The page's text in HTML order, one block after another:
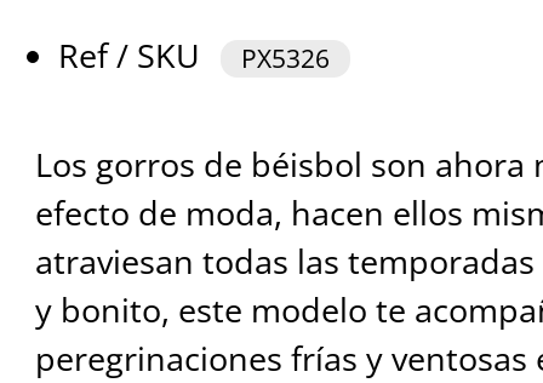
Ref / SKU
PX5326
Los gorros de béisbol son
efecto de moda, hacen ellos
atraviesan todas las
y bonito, este modelo te
peregrinaciones frías y